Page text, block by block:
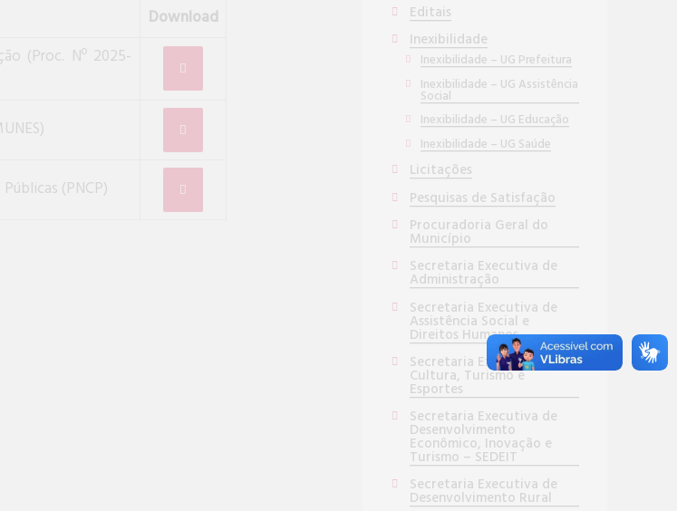
Download
(Proc. Nº 2025-
(PNCP)
Editais
Inexibilidade
Inexibilidade – UG Prefeitura
Inexibilidade – UG Assistência
Social
Inexibilidade – UG Educação
Inexibilidade – UG Saúde
Licitações
Pesquisas de Satisfação
Procuradoria Geral do
Município
Secretaria Executiva de
Administração
Secretaria Executiva de
Assistência Social e
Direitos Humanos
Secretaria Executiva de
Cultura, Turismo e
Esportes
Secretaria Executiva de
Desenvolvimento
Econômico, Inovação e
Turismo – SEDEIT
Secretaria Executiva de
Desenvolvimento Rural